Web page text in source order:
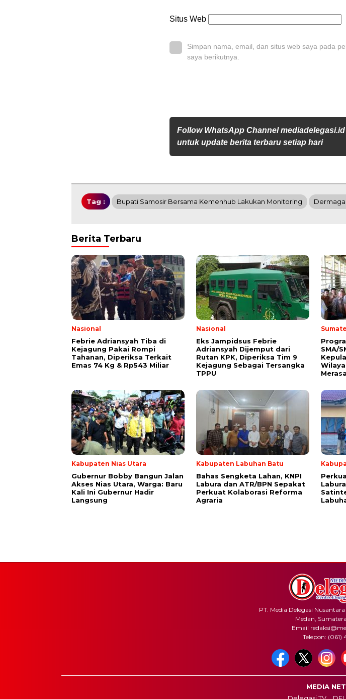
Situs Web
Simpan nama, email, dan situs web saya pada
saya berikutnya.
Follow WhatsApp Channel mediadelegasi.id
untuk update berita terbaru setiap hari
Tag : Bupati Samosir Bersama Kemenhub Lakukan Monitoring
Berita Terbaru
Nasional
Febrie Adriansyah Tiba di
Kejagung Pakai Rompi
Tahanan, Diperiksa Terkait
Emas 74 Kg & Rp543 Miliar
Nasional
Eks Jampidsus Febrie
Adriansyah Dijemput dari
Rutan KPK, Diperiksa Tim 9
Kejagung Sebagai Tersangka
TPPU
SMA/
Kabupaten Nias Utara
Gubernur Bobby Bangun Jalan
Akses Nias Utara, Warga: Baru
Kali Ini Gubernur Hadir
Langsung
Kabupaten Labuhan Batu
Bahas Sengketa Lahan, KNPI
Labura dan ATR/BPN Sepakat
Perkuat Kolaborasi Reforma
Agraria
PT. Media Delegasi
Medan,
Email
Telepon: (061)
MEDIA